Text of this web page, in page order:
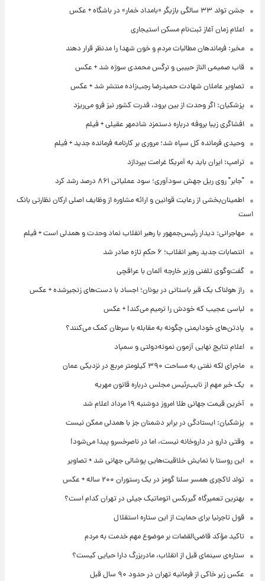
جشن تولد ۳۳ سالگی بازیگر «بامداد خمار» در باشگاه + عکس
اعلام زمان آغاز ثبت‌نام مسکن استیجاری
مخبر: فرماندهان مطالبات مردم و خون شهدا را مدنظر قرار دهند
قاب صمیمی الناز حبیبی و نرگس محمدی سوژه شد + عکس
تصاویر عاملان شهادت حمیدرضا رجب‌زاده منتشر شد + عکس
پزشکیان: اگر وحدت از بین برود، قدرت کشور نیز فرو می‌ریزد
افشاگری زیبا بروفه درباره دستمزد شادمهر عقیلی + فیلم
وحیدی فرمانده کل سپاه شد؛ مروری بر کارنامه فرمانده جدید + فیلم
ترامپ: ایران باید به آمریکا غرامت بپردازد
"جابر" روی ریل جهش سودآوری؛ سود عملیاتی ۸۶۱ درصد رشد کرد
اطمینان‌بخشی از رعایت قوانین و ارائه مشاوره از وظایف اصلی ارکان نظارتی بانک
است
مهاجرانی: دیدار رئیس‌جمهور با رهبر انقلاب نماد وحدت و همدلی است + فیلم
انتصابات جدید رهبر انقلاب؛ ۶ حکم تازه صادر شد
گفت‌وگوی تلفنی وزیر خارجه آلمان با عراقچی
راز هولناک یک قبر باستانی در یونان؛ اجساد با دست‌های زنجیرشده + عکس
لباسی عجیب که خودش را ترمیم می‌کند! + عکس
پادتن‌های خودایمنی چگونه به مقابله با سرطان کمک می‌کنند؟
اعلام نتایج نهایی آزمون نمونه‌دولتی و سمپاد
ماجرای لکه نفتی به مساحت ۳۹۰ کیلومتر مربع در نزدیکی عمان
یک خبر مهم از نایب‌رئیس مجلس درباره قانون مهریه
آخرین قیمت جهانی طلا امروز دوشنبه ۱۹ مرداد اعلام شد
پزشکیان: ایستادگی در برابر دشمنان جز با همدلی ممکن نیست
وقتی دارو در داروخانه نیست، اما در ناصرخسرو پیدا می‌شود!
این روستا با نمایش خلاقیت‌هایی پوشالی جهانی شد + تصاویر
تولد لاکچری همسر سلنا گومز در یک رستوران ۲۰۰ ساله + عکس
بهترین تعمیرگاه گیربکس اتوماتیک جیلی در تهران کدام است؟
قول تاجرنیا برای حمایت از این ستاره استقلال
تاکید مؤکد قاضی‌القضات بر موضوع مهم خدمت به مردم
ستاره‌ی سینمای قبل از انقلاب، مادربزرگ دارا حیایی کیست؟
عکس زیر خاکی از فرمانیه تهران در حدود ۹۰ سال قبل